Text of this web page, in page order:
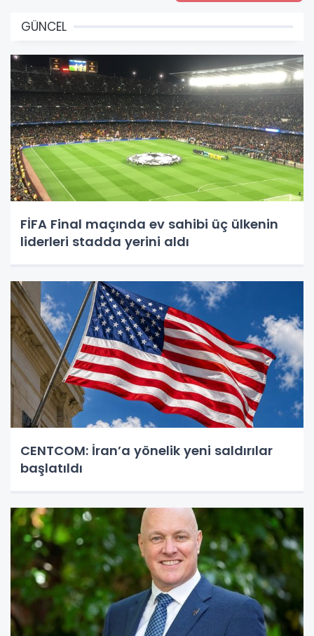
GÜNCEL
FİFA Final maçında ev sahibi üç ülkenin
liderleri stadda yerini aldı
CENTCOM: İran’a yönelik yeni saldırılar
başlatıldı